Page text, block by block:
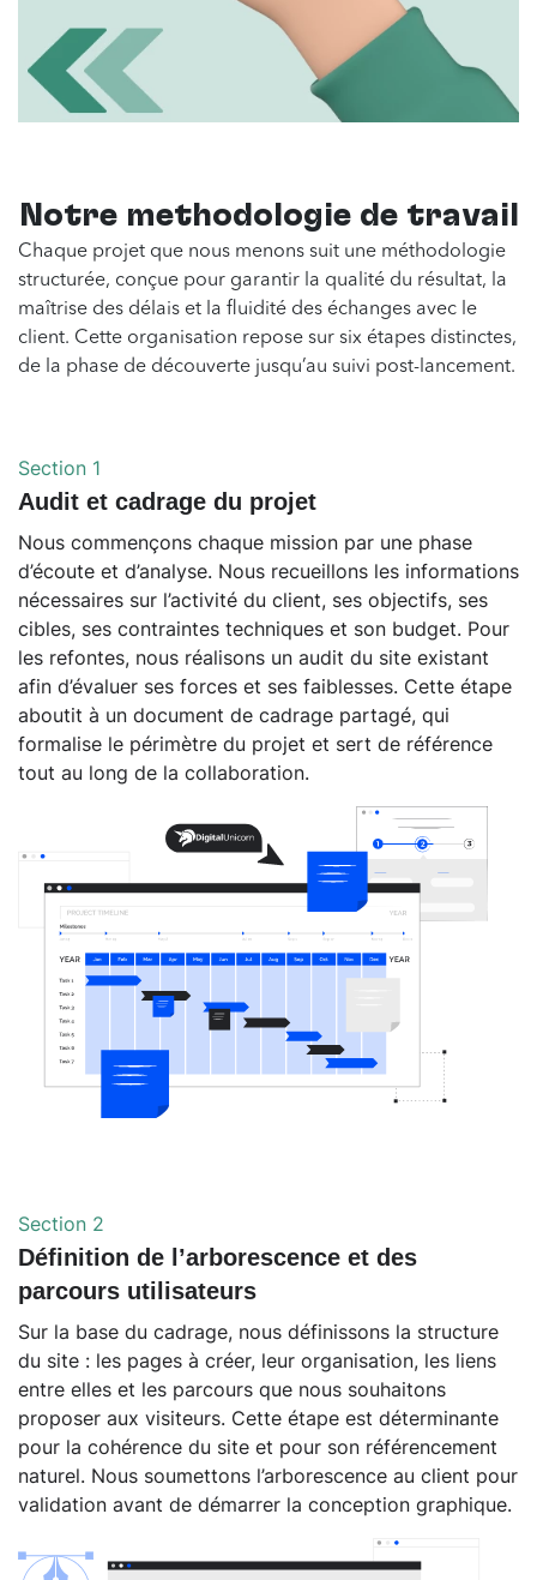
Notre méthodologie de travail
Chaque projet que nous menons suit une méthodologie
structurée, conçue pour garantir la qualité du résultat, la
maîtrise des délais et la fluidité des échanges avec le
client. Cette organisation repose sur six étapes distinctes,
de la phase de découverte jusqu’au suivi post-lancement.
Section 1
Audit et cadrage du projet
Nous commençons chaque mission par une phase
d’écoute et d’analyse. Nous recueillons les informations
nécessaires sur l’activité du client, ses objectifs, ses
cibles, ses contraintes techniques et son budget. Pour
les refontes, nous réalisons un audit du site existant
afin d’évaluer ses forces et ses faiblesses. Cette étape
aboutit à un document de cadrage partagé, qui
formalise le périmètre du projet et sert de référence
tout au long de la collaboration.
Section 2
Définition de l’arborescence et des
parcours utilisateurs
Sur la base du cadrage, nous définissons la structure
du site : les pages à créer, leur organisation, les liens
entre elles et les parcours que nous souhaitons
proposer aux visiteurs. Cette étape est déterminante
pour la cohérence du site et pour son référencement
naturel. Nous soumettons l’arborescence au client pour
validation avant de démarrer la conception graphique.